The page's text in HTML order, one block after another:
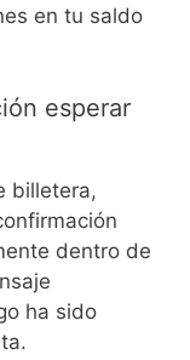
en tu saldo
esperar
billetera,
dentro de
ha sido